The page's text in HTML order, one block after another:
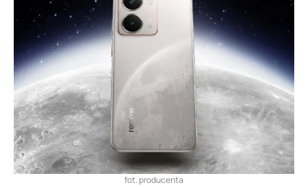
fot. producenta